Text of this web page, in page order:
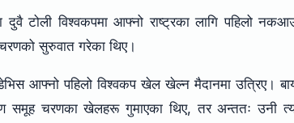
टोली विश्वकपमा आफ्नो राष्ट्रका लागि पहिलो
सुरुवात गरेका थिए।
आफ्नो पहिलो विश्वकप खेल खेल्न मैदानमा उत्रिए।
समूह चरणका खेलहरू गुमाएका थिए, तर अन्ततः उनी